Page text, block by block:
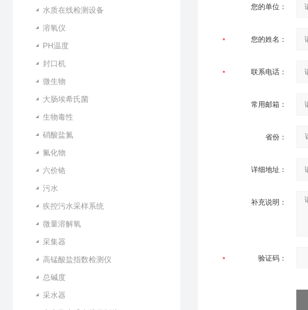
水质在线检测设备
溶氧仪
PH温度
封口机
微生物
大肠埃希氏菌
生物毒性
硝酸盐氮
氟化物
六价铬
污水
疾控污水采样系统
微量溶解氧
采集器
高锰酸盐指数检测仪
总碱度
采水器
您的单位：
您的姓名：
联系电话：
常用邮箱：
省份：
详细地址：
补充说明：
验证码：